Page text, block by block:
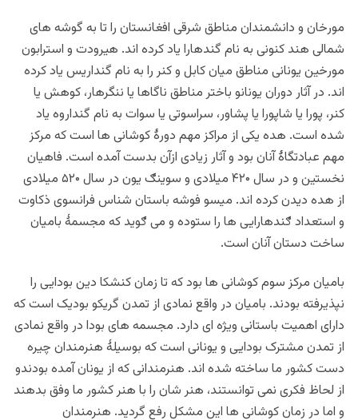
مورخان و دانشمندان مناطق شرقی افغانستان را تا به گوشه های
شمالی هند کنونی به نام گندهارا یاد کرده اند. هیرودت و استرابون
مورخین یونانی مناطق میان کابل و کنر را به نام گنداریس یاد کرده
اند. در آثار دوران یونانو باختر مناطق ناگاها یا ننگرهار، کوهش یا
کنر، پورا یا شاپورا یا پشاور، سراسوتی یا سوات به نام گنداروه یاد
شده است. هده یکی از مراکز مهم دورۀ کوشانی ها است که مرکز
مهم عبادتگاۀ آنان بود و آثار زیادی ازآن بدست آمده است. فاهیان
نخستین و در سال ۴۲۰ میلادی و سوینګ یون در سال ۵۲۰ میلادی
از هده دیدن کرده اند. میسو فوشه باستان شناس فرانسوی ذکاوت
و استعداد ګندهارایی ها را ستوده و می ګوید که مجسمۀ بامیان
ساخت دستان آنان است.
بامیان مرکز سوم کوشانی ها بود که تا زمان کنشکا دین بودایی را
نپذیرفته بودند. بامیان در واقع نمادی از تمدن گریکو بودیک است که
دارای اهمیت باستانی ویژه ای دارد. مجسمه های بودا در واقع نمادی
از تمدن مشترک بودایی و یونانی است که بوسیلۀ هنرمندان چیره
دست کشور ما ساخته شده اند. هنرمندانی که از یونان آمده بودندو
از لحاظ فکری نمی توانستند، هنر شان را با هنر کشور ما وفق بدهند
و اما در زمان کوشانی ها این مشکل رفع گردید. هنرمندان